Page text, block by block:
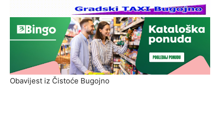
Obavijest iz Čistoće Bugojno